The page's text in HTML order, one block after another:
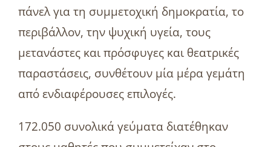
πάνελ για τη συμμετοχική δημοκρατία, το
περιβάλλον, την ψυχική υγεία, τους
μετανάστες και πρόσφυγες και θεατρικές
παραστάσεις, συνθέτουν μία μέρα γεμάτη
από ενδιαφέρουσες επιλογές.
172.050 συνολικά γεύματα διατέθηκαν